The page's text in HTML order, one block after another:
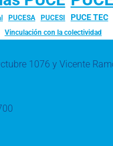
PUCESA PUCESI PUCE TEC
Vinculación con la colectividad
1076 y Vicente